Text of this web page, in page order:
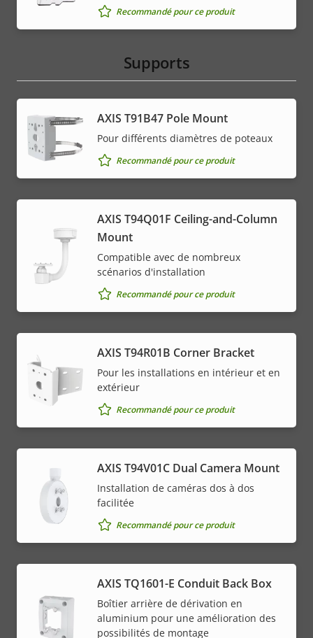
Recommandé pour ce produit
Supports
AXIS T91B47 Pole Mount
Pour différents diamètres de poteaux
Recommandé pour ce produit
AXIS T94Q01F Ceiling-and-Column
Mount
Compatible avec de nombreux
scénarios d'installation
Recommandé pour ce produit
AXIS T94R01B Corner Bracket
Pour les installations en intérieur et en
extérieur
Recommandé pour ce produit
AXIS T94V01C Dual Camera Mount
Installation de caméras dos à dos
facilitée
Recommandé pour ce produit
AXIS TQ1601-E Conduit Back Box
Boîtier arrière de dérivation en
aluminium pour une amélioration des
possibilités de montage